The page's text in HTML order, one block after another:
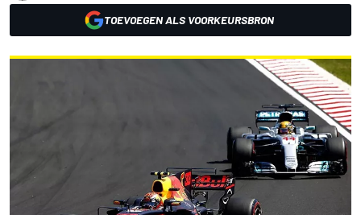
TOEVOEGEN ALS VOORKEURSBRON